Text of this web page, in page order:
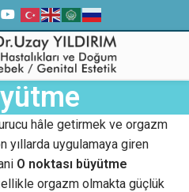
hâle getirmek ve orgazm
yıllarda uygulamaya giren
O noktası büyütme
orgazm olmakta güçlük